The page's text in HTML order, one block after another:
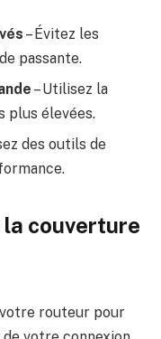
– Évitez les
passante.
– Utilisez la
plus élevées.
des outils de
couverture